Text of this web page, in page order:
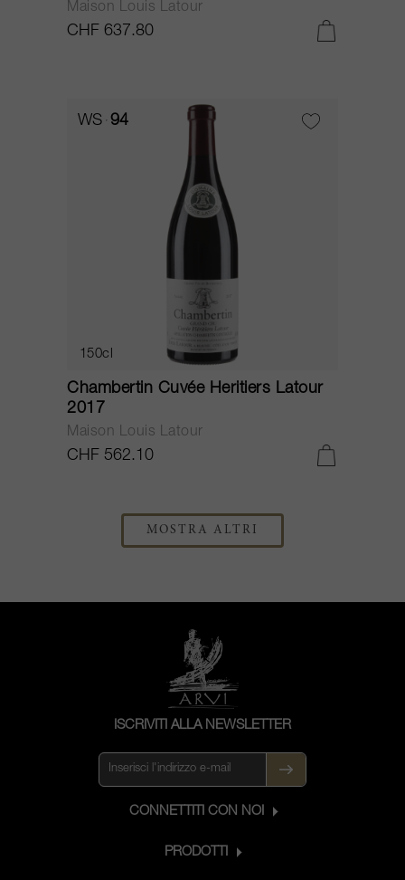
Maison Louis Latour
CHF 637.80
WS 94
150cl
Chambertin Cuvée Heritiers Latour
2017
Maison Louis Latour
CHF 562.10
MOSTRA ALTRI
ISCRIVITI ALLA NEWSLETTER
CONNETTITI CON NOI
PRODOTTI